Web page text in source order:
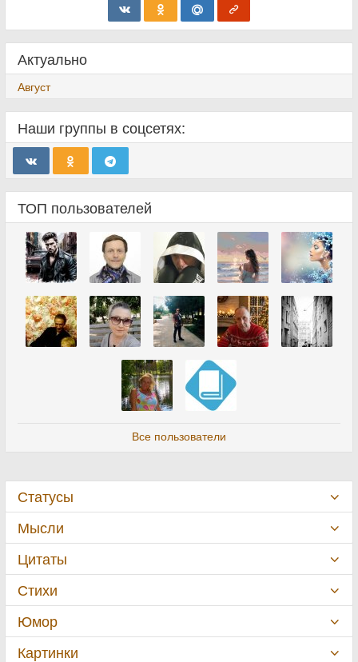
Актуально
Август
Наши группы в соцсетях:
ТОП пользователей
Все пользователи
Статусы
Мысли
Цитаты
Стихи
Юмор
Картинки